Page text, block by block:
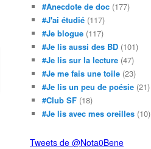
#Anecdote de doc (177)
#J'ai étudié (117)
#Je blogue (117)
#Je lis aussi des BD (101)
#Je lis sur la lecture (47)
#Je me fais une toile (23)
#Je lis un peu de poésie (21)
#Club SF (18)
#Je lis avec mes oreilles (10)
Tweets de @Nota0Bene